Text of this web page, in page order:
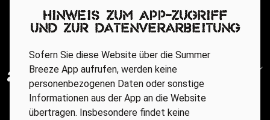
Hinweis zum App-Zugriff
und zur Datenverarbeitung
Sofern Sie diese Website über die Summer
Breeze App aufrufen, werden keine
personenbezogenen Daten oder sonstige
Informationen aus der App an die Website
übertragen. Insbesondere findet keine